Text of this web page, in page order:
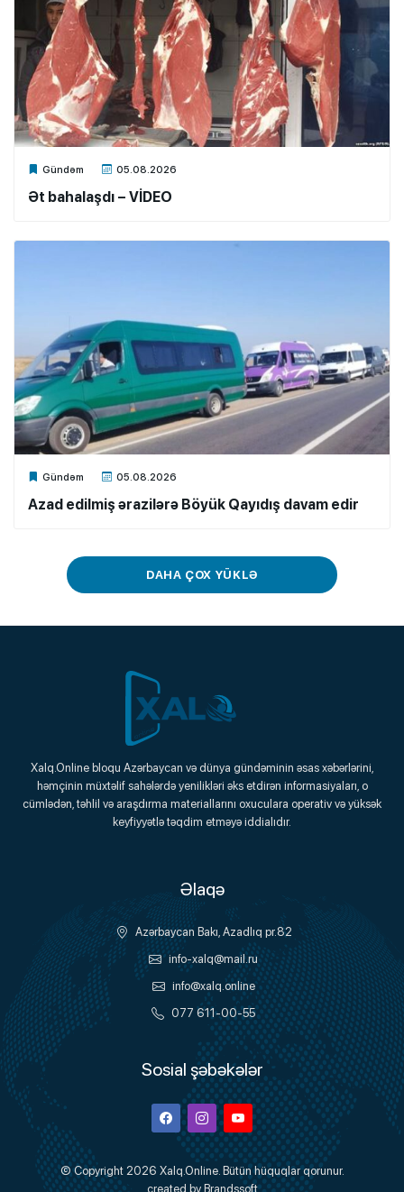
Gündəm 05.08.2026
Xalq.Online
Ət bahalaşdı – VİDEO
Gündəm 05.08.2026
Xalq.Online
Azad edilmiş ərazilərə Böyük Qayıdış davam edir
DAHA ÇOX YÜKLƏ
Xalq.Online
Onlayn Platforma
Xalq.Online bloqu Azərbaycan və dünya gündəminin əsas xəbərlərini,
həmçinin müxtəlif sahələrdə yenilikləri əks etdirən informasiyaları, o
cümlədən, təhlil və araşdırma materiallarını oxuculara operativ və yüksək
keyfiyyətlə təqdim etməyə iddialıdır.
Əlaqə
Azərbaycan Bakı, Azadlıq pr.82
info-xalq@mail.ru
info@xalq.online
077 611-00-55
Sosial şəbəkələr
FacebookInstagramYoutube
© Copyright 2026 Xalq.Online. Bütün hüquqlar qorunur.
created by Brandssoft